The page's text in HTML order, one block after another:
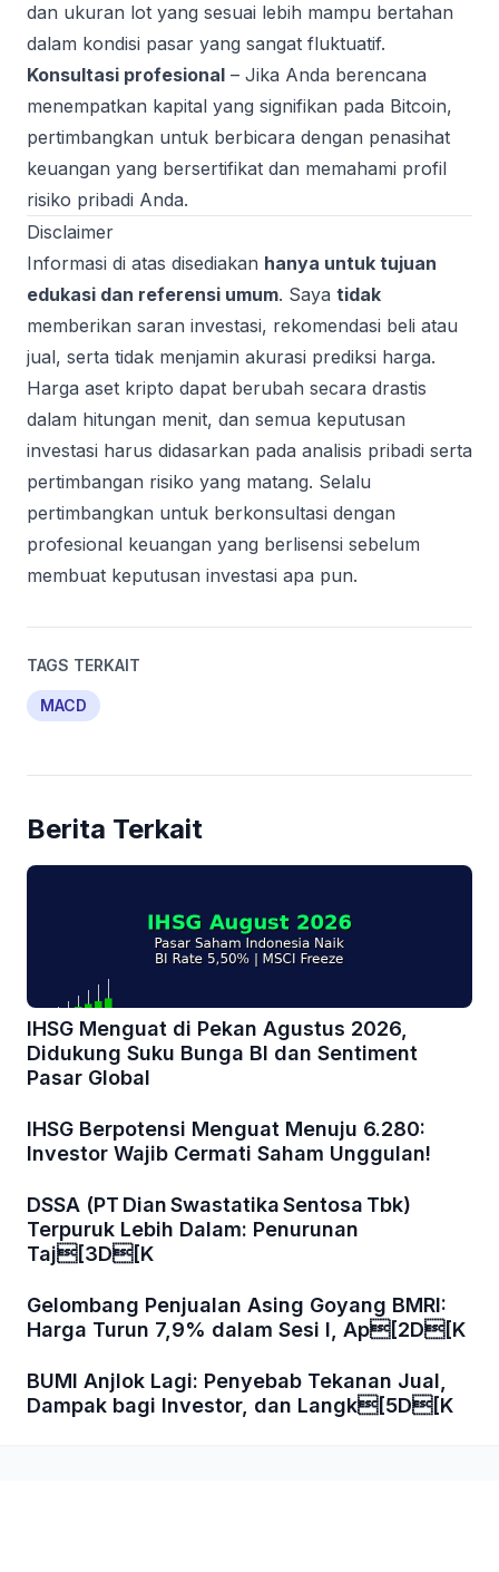
dan ukuran lot yang sesuai lebih mampu bertahan
dalam kondisi pasar yang sangat fluktuatif.
Konsultasi profesional – Jika Anda berencana
menempatkan kapital yang signifikan pada Bitcoin,
pertimbangkan untuk berbicara dengan penasihat
keuangan yang bersertifikat dan memahami profil
risiko pribadi Anda.
Disclaimer
Informasi di atas disediakan hanya untuk tujuan
edukasi dan referensi umum. Saya tidak
memberikan saran investasi, rekomendasi beli atau
jual, serta tidak menjamin akurasi prediksi harga.
Harga aset kripto dapat berubah secara drastis
dalam hitungan menit, dan semua keputusan
investasi harus didasarkan pada analisis pribadi serta
pertimbangan risiko yang matang. Selalu
pertimbangkan untuk berkonsultasi dengan
profesional keuangan yang berlisensi sebelum
membuat keputusan investasi apa pun.
TAGS TERKAIT
MACD
Berita Terkait
IHSG Menguat di Pekan Agustus 2026,
Didukung Suku Bunga BI dan Sentiment
Pasar Global
IHSG Berpotensi Menguat Menuju 6.280:
Investor Wajib Cermati Saham Unggulan!
DSSA (PT Dian Swastatika Sentosa Tbk)
Terpuruk Lebih Dalam: Penurunan
Taj[3D[K
Gelombang Penjualan Asing Goyang BMRI:
Harga Turun 7,9% dalam Sesi I, Ap[2D[K
BUMI Anjlok Lagi: Penyebab Tekanan Jual,
Dampak bagi Investor, dan Langk[5D[K